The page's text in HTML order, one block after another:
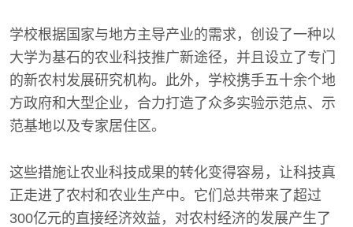
学校根据国家与地方主导产业的需求，创设了一种以
大学为基石的农业科技推广新途径，并且设立了专门
的新农村发展研究机构。此外，学校携手五十余个地
方政府和大型企业，合力打造了众多实验示范点、示
范基地以及专家居住区。
这些措施让农业科技成果的转化变得容易，让科技真
正走进了农村和农业生产中。它们总共带来了超过
300亿元的直接经济效益，对农村经济的发展产生了